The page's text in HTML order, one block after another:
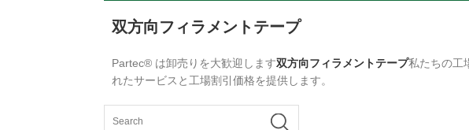
双方向フィラメントテープ
Partec® は卸売りを大歓迎します双方向フィラメントテープ私たちの工
れたサービスと工場割引価格を提供します。